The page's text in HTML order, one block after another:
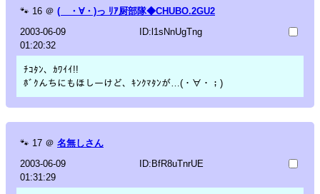
🐾 16 ＠ ( ・∀・)っ ﾘｱ厨部隊◆CHUBO.2GU2
2003-06-09
01:20:32
ID:l1sNnUgTng
ﾁｺﾀﾝ、ｶﾜｲｲ!!
ﾎﾞｸんちにもほしーけど、ｷﾝｸﾏﾀﾝが…(・∀・；)
🐾 17 ＠ 名無しさん
2003-06-09
01:31:29
ID:BfR8uTnrUE